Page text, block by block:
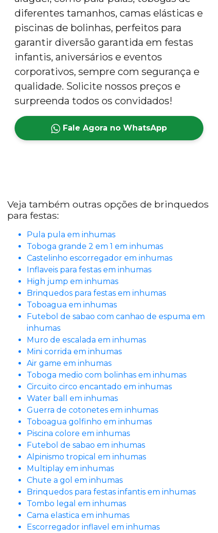
diferentes tamanhos, camas elásticas e
piscinas de bolinhas, perfeitos para
garantir diversão garantida em festas
infantis, aniversários e eventos
corporativos, sempre com segurança e
qualidade. Solicite nossos preços e
surpreenda todos os convidados!
Fale Agora no WhatsApp
Veja também outras opções de brinquedos
para festas:
Pula pula em inhumas
Toboga grande 2 em 1 em inhumas
Castelinho escorregador em inhumas
Inflaveis para festas em inhumas
High jump em inhumas
Brinquedos para festas em inhumas
Toboagua em inhumas
Futebol de sabao com canhao de espuma em
inhumas
Muro de escalada em inhumas
Mini corrida em inhumas
Air game em inhumas
Toboga medio com bolinhas em inhumas
Circuito circo encantado em inhumas
Water ball em inhumas
Guerra de cotonetes em inhumas
Toboagua golfinho em inhumas
Piscina colore em inhumas
Futebol de sabao em inhumas
Alpinismo tropical em inhumas
Multiplay em inhumas
Chute a gol em inhumas
Brinquedos para festas infantis em inhumas
Tombo legal em inhumas
Cama elastica em inhumas
Escorregador inflavel em inhumas